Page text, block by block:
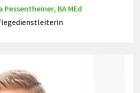
Pessentheiner, BA MEd